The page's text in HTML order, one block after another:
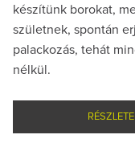
készítünk borokat,
születnek, spontán
palackozás, tehát
nélkül.